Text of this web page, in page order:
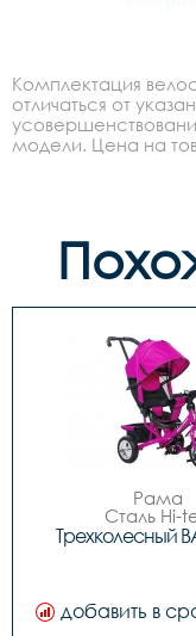
Комплектация
отличаться от
модели. Цена на
Рама
Сталь Hi-
Вес
Колеса
Трехколесный
добавить в